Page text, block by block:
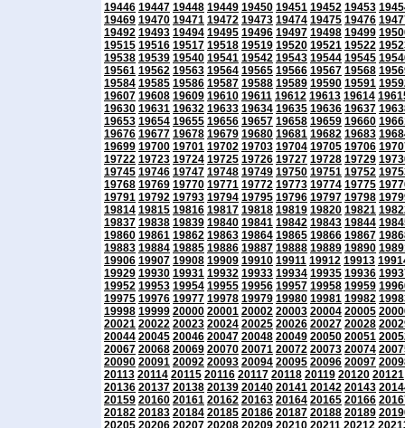
19446 19447 19448 19449 19450 19451 19452 19453
19469 19470 19471 19472 19473 19474 19475 19476
19492 19493 19494 19495 19496 19497 19498 19499
19515 19516 19517 19518 19519 19520 19521 19522
19538 19539 19540 19541 19542 19543 19544 19545
19561 19562 19563 19564 19565 19566 19567 19568
19584 19585 19586 19587 19588 19589 19590 19591
19607 19608 19609 19610 19611 19612 19613 19614
19630 19631 19632 19633 19634 19635 19636 19637
19653 19654 19655 19656 19657 19658 19659 19660
19676 19677 19678 19679 19680 19681 19682 19683
19699 19700 19701 19702 19703 19704 19705 19706
19722 19723 19724 19725 19726 19727 19728 19729
19745 19746 19747 19748 19749 19750 19751 19752
19768 19769 19770 19771 19772 19773 19774 19775
19791 19792 19793 19794 19795 19796 19797 19798
19814 19815 19816 19817 19818 19819 19820 19821
19837 19838 19839 19840 19841 19842 19843 19844
19860 19861 19862 19863 19864 19865 19866 19867
19883 19884 19885 19886 19887 19888 19889 19890
19906 19907 19908 19909 19910 19911 19912 19913
19929 19930 19931 19932 19933 19934 19935 19936
19952 19953 19954 19955 19956 19957 19958 19959
19975 19976 19977 19978 19979 19980 19981 19982
19998 19999 20000 20001 20002 20003 20004 20005
20021 20022 20023 20024 20025 20026 20027 20028
20044 20045 20046 20047 20048 20049 20050 20051
20067 20068 20069 20070 20071 20072 20073 20074
20090 20091 20092 20093 20094 20095 20096 20097
20113 20114 20115 20116 20117 20118 20119 20120 20121
20136 20137 20138 20139 20140 20141 20142 20143
20159 20160 20161 20162 20163 20164 20165 20166
20182 20183 20184 20185 20186 20187 20188 20189
20205 20206 20207 20208 20209 20210 20211 20212